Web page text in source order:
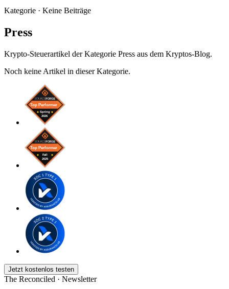
Kategorie · Keine Beiträge
Press
Krypto-Steuerartikel der Kategorie Press aus dem Kryptos-Blog.
Noch keine Artikel in dieser Kategorie.
Jetzt kostenlos testen
The Reconciled · Newsletter